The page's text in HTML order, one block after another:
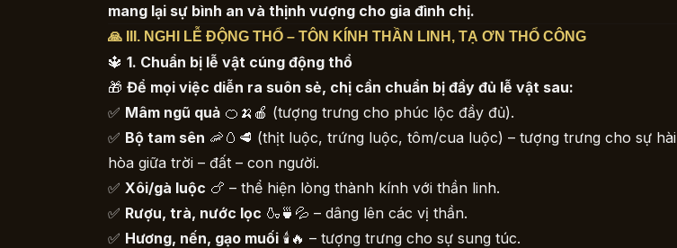
mang lại sự bình an và thịnh vượng cho gia đình chị.
🙏 III. NGHI LỄ ĐỘNG THỔ – TÔN KÍNH THẦN LINH, TẠ ƠN THỔ CÔNG
🔱 1. Chuẩn bị lễ vật cúng động thổ
🎁 Để mọi việc diễn ra suôn sẻ, chị cần chuẩn bị đầy đủ lễ vật sau:
✅ Mâm ngũ quả 🍊🍌🍎 (tượng trưng cho phúc lộc đầy đủ).
✅ Bộ tam sên 🦐🥚🥩 (thịt luộc, trứng luộc, tôm/cua luộc) – tượng trưng cho sự hài
hòa giữa trời – đất – con người.
✅ Xôi/gà luộc 🍗 – thể hiện lòng thành kính với thần linh.
✅ Rượu, trà, nước lọc 🍶🍵💦 – dâng lên các vị thần.
✅ Hương, nến, gạo muối 🕯🔥 – tượng trưng cho sự sung túc.